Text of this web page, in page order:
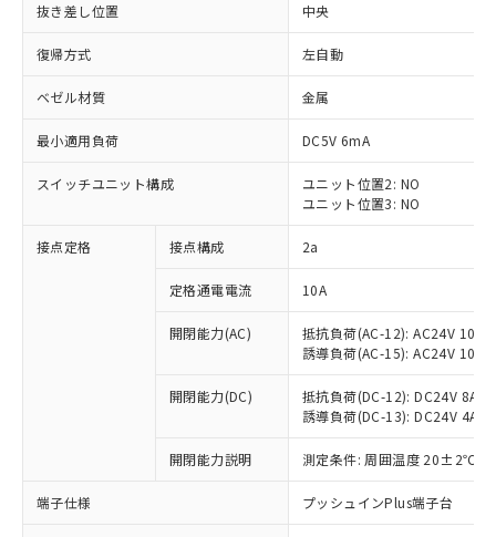
抜き差し位置 中央
復帰方式 左自動
ベゼル材質 金属
最小適用負荷 DC5V 6mA
スイッチユニット構成
ユニット位置2: NO
ユニット位置3: NO
接点定格 接点構成 2a
定格通電電流 10A
開閉能力(AC)
抵抗負荷(AC-12): AC24V 10A/
誘導負荷(AC-15): AC24V
開閉能力(DC)
抵抗負荷(DC-12): DC24V 8A/
誘導負荷(DC-13): DC24V 4A/
開閉能力説明 測定条件: 周囲温度 20±2℃、
端子仕様 プッシュインPlus端子台
ご利用条件
以下の条件をお読みいただき、同意のうえ
対応済み：EU RoHS指令（10物質）の
非含有に対応した製品が提供可能な商品で
対応予定：EU RoHS指令（10物質）の非含
有に対応した製品に切り替える予定のある
対応予定なし：EU RoHS指令（10物質）の
非含有に非対応の商品で、対応品を出す予